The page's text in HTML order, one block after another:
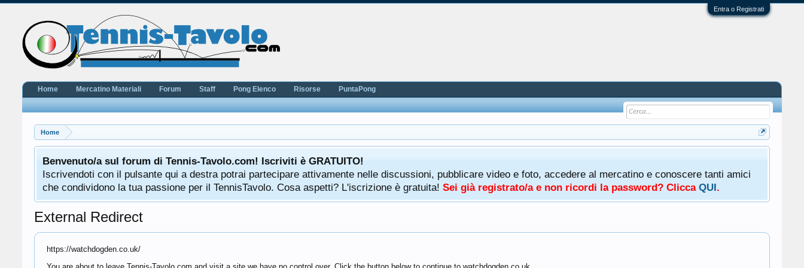
Entra o Registrati
Home
Benvenuto/a sul forum di Tennis-Tavolo.com! Iscriviti è GRATUITO!
Iscrivendoti con il pulsante qui a destra potrai partecipare attivamente nelle discussioni, pubblicare video e foto, accedere al mercatino e conoscere tanti amici
che condividono la tua passione per il TennisTavolo. Cosa aspetti? L'iscrizione è gratuita! Sei già registrato/a e non ricordi la password? Clicca QUI.
External Redirect
https://watchdogden.co.uk/
Home Mercatino Materiali Forum Staff Pong Elenco Risorse PuntaPong